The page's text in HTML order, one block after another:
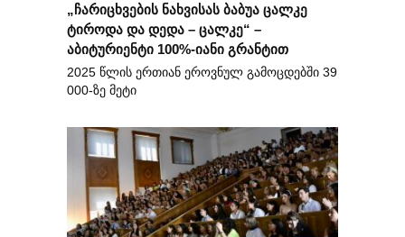
„ჩარიცხვების ნახვისას ბაბუა ცალკე
ტიროდა და დედა – ცალკე“ –
აბიტურიენტი 100%-იანი გრანტით
2025 წლის ერთიან ეროვნულ გამოცდებში 39
000-ზე მეტი